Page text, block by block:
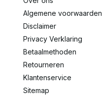
Algemene voorwaarden
Disclaimer
Privacy Verklaring
Betaalmethoden
Retourneren
Klantenservice
Sitemap